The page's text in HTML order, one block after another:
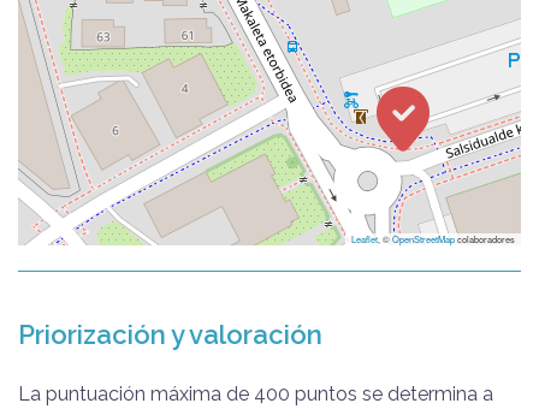
Leaflet , ©OpenStreetMapcolaboradores
Priorización y valoración
La puntuación máxima de 400 puntos se determina a